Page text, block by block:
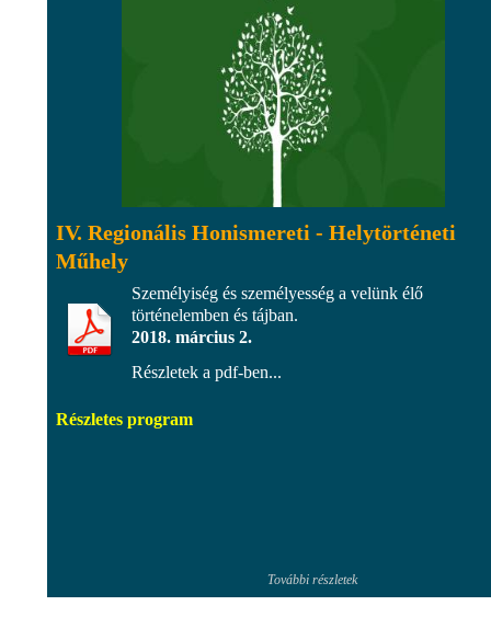
IV. Regionális Honismereti - Helytörténeti
Műhely
Személyiség és személyesség a velünk élő
történelemben és tájban.
2018. március 2.
Részletek a pdf-ben...
Részletes program
További részletek